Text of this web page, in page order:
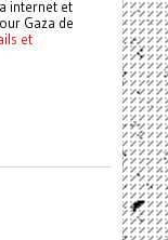
internet et
Gaza de
et